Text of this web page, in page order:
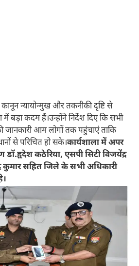
न्यायोन्मुख और तकनीकी दृष्टि से
बड़ा कदम हैं।उन्होंने निर्देश दिए कि सभी
जानकारी आम लोगों तक पहुंचाएं ताकि
से परिचित हो सके।कार्यशाला में अपर
डॉ.हृदेश कठेरिया, एसपी सिटी विजयेंद्र
कुमार सहित जिले के सभी अधिकारी